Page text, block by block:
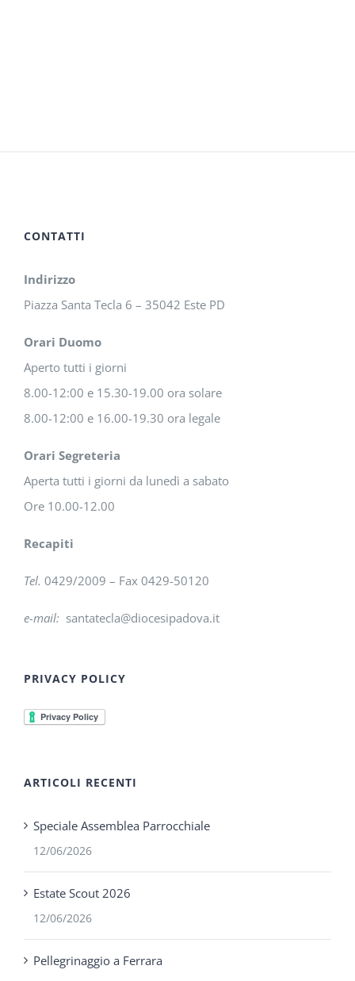
CONTATTI
Indirizzo
Piazza Santa Tecla 6 – 35042 Este PD
Orari Duomo
Aperto tutti i giorni
8.00-12:00 e 15.30-19.00 ora solare
8.00-12:00 e 16.00-19.30 ora legale
Orari Segreteria
Aperta tutti i giorni da lunedì a sabato
Ore 10.00-12.00
Recapiti
Tel. 0429/2009 – Fax 0429-50120
e-mail: santatecla@diocesipadova.it
PRIVACY POLICY
ARTICOLI RECENTI
Speciale Assemblea Parrocchiale
12/06/2026
Estate Scout 2026
12/06/2026
Pellegrinaggio a Ferrara